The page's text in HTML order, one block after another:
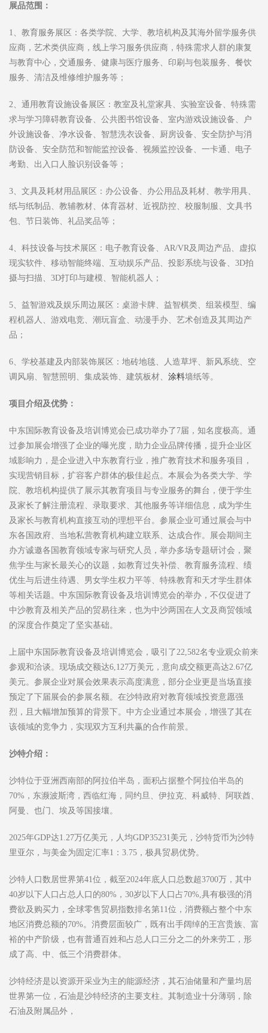
展品范围：
1、教育服务展区：各类学院、大学、教培机构及其海外留学服务供
应商，艺术类供应商，线上学习服务供应商，特殊需求人群的康复
与教育中心，交通服务、健康与医疗服务、印刷与包装服务、餐饮
服务、清洁及维修维护服务等；
2、通用教育设施设备展区：教室及礼堂家具、实验室设备、特殊需
求与学习障碍教育设备、公共图书馆设备、室内游戏设施设备、户
外设施设备、净水设备、智慧洗衣设备、厨房设备、安全防护与消
防设备、安全防范和智能监控设备、视频监控设备、一卡通、电子
考勤、出入口人脸识别设备等；
3、文具及耗材用品展区：办公设备、办公用品及耗材、教学用具、
纸与纸制品、教辅教材、体育器材、近视防控、校服制服、文具书
包、节日装饰、礼品奖品等；
4、科技设备与技术展区：电子教育设备、AR/VR及周边产品、虚拟
现实软件、移动智能终端、互动娱乐产品、投影系统与设备、3D拍
摄与扫描、3D打印与建模、智能机器人；
5、益智游戏及娱乐周边展区：桌游卡牌、益智棋类、组装模型、编
程机器人、游戏电竞、潮玩盲盒、动漫手办、艺术创造及其周边产
品；
6、学校基建及内部装饰展区：地砖地毯、人造草坪、新风系统、空
调风扇、智慧照明、集成装饰、建筑板材、 涂料墙纸等。
项目介绍及优势：
中东国际教育设备及培训博览会已成功举办了7届，知名度极高。通
过参加展会增强了企业的曝光度，助力企业品牌传播，提升企业区
域影响力，是企业进入中东教育行业，推广教育技术和服务项目，
实现营销目标，扩容客户群体的极佳起点。本展会为各类大学、学
院、教培机构提供了展示其教育项目与专业服务的舞台，便于学生
及家长了解注册流程、录取要求、其他服务等详细信息，成为学生
及家长与教育机构直接互动的理想平台。参展企业可通过展会与中
东各国政府、当地私营教育机构建立联系、达成合作。展会期间主
办方诚邀各国教育领域专家与研究人员，举办多场专题研讨会，聚
焦学生与家长最关心的议题，如教育过失补偿、教育服务流程、绩
优生与后进生待遇、男女学生权力平等、特殊教育和天才学生群体
等相关话题。中东国际教育设备及培训博览会的举办，不仅促进了
中沙教育及相关产品的贸易往来，也为中沙两国在人文及商贸领域
的深度合作奠定了坚实基础。
上届中东国际教育设备及培训博览会，吸引了22,582名专业观众前来
参观和洽谈。现场成交额达6,127万美元，意向成交额更高达2.67亿
美元。参展企业对展会效果表示高度满意，部分企业更是当场直接
预定了下届展会的参展名额。在沙特政府对教育领域投资意愿强
烈，且大幅增加预算的背景下。中方企业通过本展会，增强了其在
该领域的竞争力，实现双方互利共赢的合作前景。
沙特介绍：
沙特位于亚洲西南部的阿拉伯半岛，面积占据整个阿拉伯半岛的
70%，东濒波斯湾，西临红海，同约旦、伊拉克、科威特、阿联酋、
阿曼、也门、埃及等国接壤。
2025年GDP达1.27万亿美元，人均GDP35231美元，沙特货币为沙特
里亚尔，与美金为固定汇率1：3.75，极具贸易优势。
沙特人口数居世界第41位，截至2024年底人口总数超3700万，其中
40岁以下人口占总人口的80%，30岁以下人口占70%,具有极强的消
费欲及购买力，全球零售贸易指数排名第11位，消费额占整个中东
地区消费总额的70%。消费层面较广，既有出手阔绰的王宫贵族、富
裕的中产阶级，也有普通百姓和占总人口三分之二的外来劳工，形
成了高、中、低三个消费群体。
沙特经济是以资源开采业为主的能源经济，其石油储量和产量均居
世界第一位，石油是沙特经济的主要支柱。其制造业十分薄弱，除
石油及附属品外，